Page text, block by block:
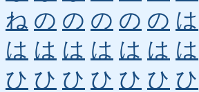
ね の の の の の は
は は は は は は は
ひ ひ ひ ひ ひ ひ ひ